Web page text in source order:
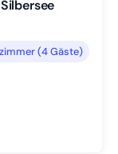
(4 Gäste)